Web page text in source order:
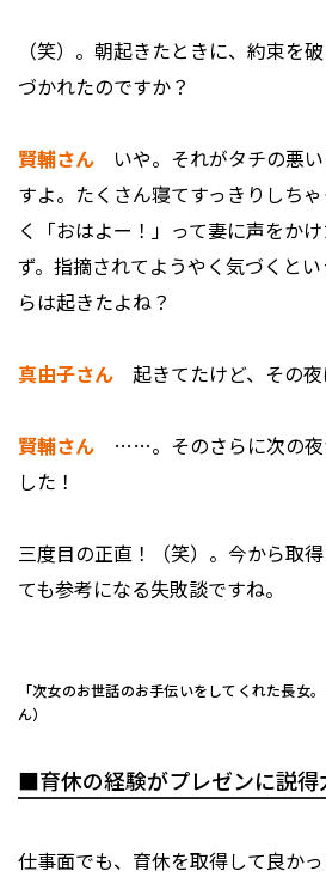
――（笑）。朝起きたときに、約束
づかれたのですか？
賢輔さん いや。それがタチの悪
すよ。たくさん寝てすっきりしち
く「おはよー！」って妻に声をか
ず。指摘されてようやく気づくと
らは起きたよね？
真由子さん 起きてたけど、その
賢輔さん ……。そのさらに次の夜
した！
――三度目の正直！（笑）。今から取
ても参考になる失敗談ですね。
「次女のお世話のお手伝いをしてくれた長女
ん）
■育休の経験がプレゼンに説得
――仕事面でも、育休を取得して良か